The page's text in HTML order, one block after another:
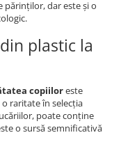
părinților, dar este și o
plastic la
copiiloreste
raritate în selecția
poate conține
o sursă semnificativă